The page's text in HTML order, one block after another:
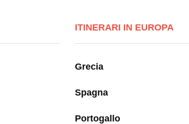
ITINERARI IN EUROPA
Grecia
Spagna
Portogallo